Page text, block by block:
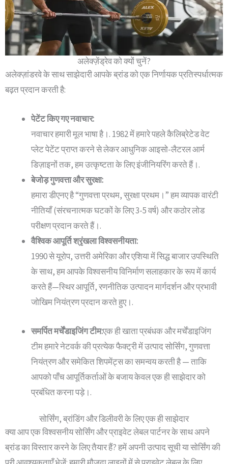
अलेक्ज़ेंड्रेव को क्यों चुनें?
अलेक्ज़ांडरवे के साथ साझेदारी आपके ब्रांड को एक निर्णायक प्रतिस्पर्धात्मक
बढ़त प्रदान करती है:
पेटेंट किए गए नवाचार:
नवाचार हमारी मूल भाषा है।. 1982 में हमारे पहले कैलिब्रेटेड वेट
प्लेट पेटेंट प्राप्त करने से लेकर आधुनिक आइसो-लैटरल आर्म
डिज़ाइनों तक, हम उत्कृष्टता के लिए इंजीनियरिंग करते हैं।.
बेजोड़ गुणवत्ता और सुरक्षा:
हमारा डीएनए है “गुणवत्ता प्रथम, सुरक्षा प्रथम।”हम व्यापक वारंटी
नीतियाँ (संरचनात्मक घटकों के लिए 3-5 वर्ष) और कठोर लोड
परीक्षण प्रदान करते हैं।.
वैश्विक आपूर्ति श्रृंखला विश्वसनीयता:
1990 से यूरोप, उत्तरी अमेरिका और एशिया में सिद्ध बाजार उपस्थिति
के साथ, हम आपके विश्वसनीय विनिर्माण सलाहकार के रूप में कार्य
करते हैं—स्थिर आपूर्ति, रणनीतिक उत्पादन मार्गदर्शन और प्रभावी
जोखिम नियंत्रण प्रदान करते हुए।.
समर्पित मर्चेंडाइजिंग टीम:एक ही खाता प्रबंधक और मर्चेंडाइजिंग
टीम हमारे नेटवर्क की प्रत्येक फैक्ट्री में उत्पाद सोर्सिंग, गुणवत्ता
नियंत्रण और समेकित शिपमेंट्स का समन्वय करती है — ताकि
आपको पाँच आपूर्तिकर्ताओं के बजाय केवल एक ही साझेदार को
प्रबंधित करना पड़े।.
सोर्सिंग, ब्रांडिंग और डिलीवरी के लिए एक ही साझेदार
क्या आप एक विश्वसनीय सोर्सिंग और प्राइवेट लेबल पार्टनर के साथ अपने
ब्रांड का विस्तार करने के लिए तैयार हैं? हमें अपनी उत्पाद सूची या सोर्सिंग की